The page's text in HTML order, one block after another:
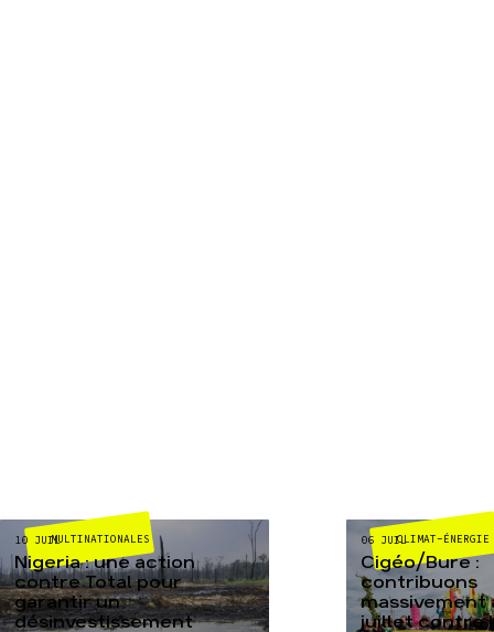
MULTINATIONALES
10 JUIL
Nigeria : une action
contre Total pour
garantir un
désinvestissement
CLIMAT-ÉNERGIE
06 JUIL
Cigéo/Bure :
contribuons
massivement
juillet contre